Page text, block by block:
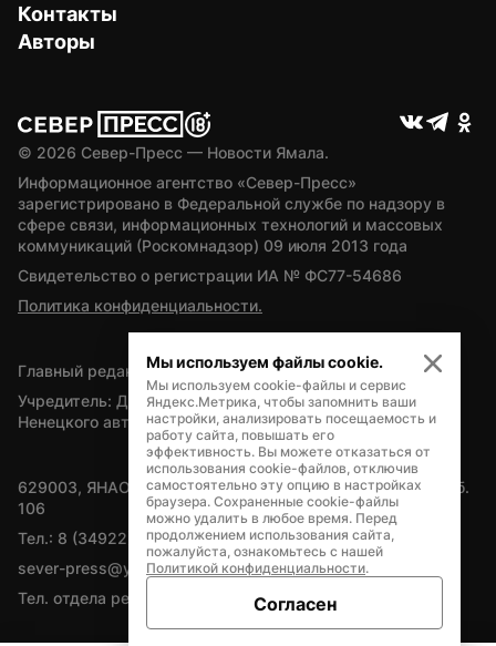
Контакты
Авторы
© 2026 Север-Пресс — Новости Ямала.
Информационное агентство «Север-Пресс»
зарегистрировано в Федеральной службе по надзору в
сфере связи, информационных технологий и массовых
коммуникаций (Роскомнадзор) 09 июля 2013 года
Свидетельство о регистрации ИА № ФС77-54686
Политика конфиденциальности.
Главный редактор — А.Л. Поздеев
Учредитель: Департамент внутренней политики Ямало-
Ненецкого автономного округа
629003, ЯНАО, Салехард, мкр. Богдана Кнунянца, д.1, каб.
106
Тел.: 8 (34922) 71262
sever-press@yamal-media.ru
Тел. отдела рекламы: 8 (34922) 42728
Мы используем файлы cookie.
Мы используем cookie-файлы и сервис
Яндекс.Метрика, чтобы запомнить ваши
настройки, анализировать посещаемость и
работу сайта, повышать его
эффективность. Вы можете отказаться от
использования cookie-файлов, отключив
самостоятельно эту опцию в настройках
браузера. Сохраненные cookie-файлы
можно удалить в любое время. Перед
продолжением использования сайта,
пожалуйста, ознакомьтесь с нашей
Политикой конфиденциальности.
Согласен